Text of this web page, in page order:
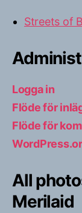
Streets of
Logga in
Flöde för
Flöde för
All
Merilaid